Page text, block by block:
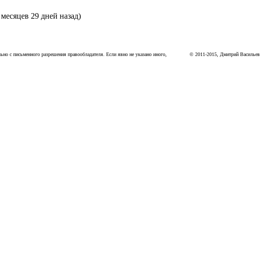
29 дней назад)
с письменного разрешения правообладателя. Если явно не указано иного,
© 2011-2015 , Дмитрий Васильев